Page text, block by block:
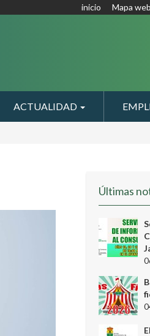
inicio Mapa web
ACTUALIDAD
Últimas